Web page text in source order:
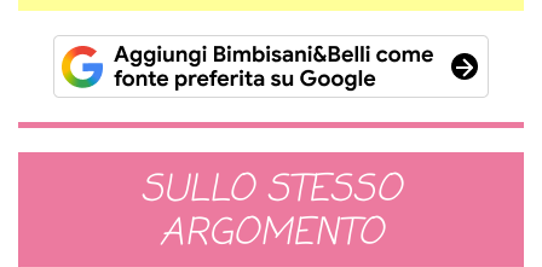
SULLO STESSO
ARGOMENTO